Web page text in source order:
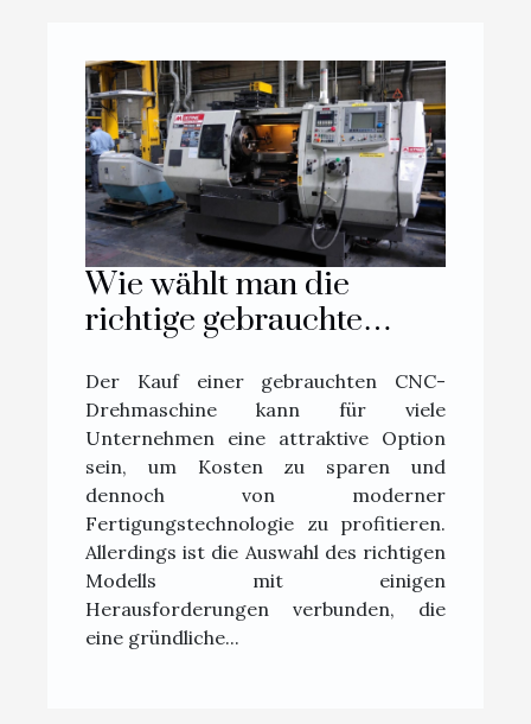
Wie wählt man die
richtige gebrauchte
Der Kauf einer gebrauchten CNC-
Drehmaschine kann für viele
Unternehmen eine attraktive Option
sein, um Kosten zu sparen und
dennoch von moderner
Fertigungstechnologie zu profitieren.
Allerdings ist die Auswahl des richtigen
Modells mit einigen
Herausforderungen verbunden, die
eine gründliche...